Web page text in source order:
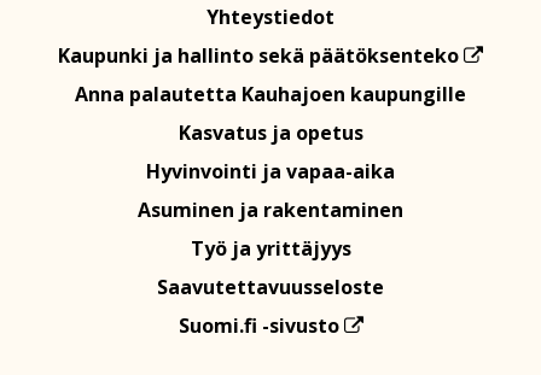
Yhteystiedot
Kaupunki ja hallinto sekä päätöksenteko
Anna palautetta Kauhajoen kaupungille
Kasvatus ja opetus
Hyvinvointi ja vapaa-aika
Asuminen ja rakentaminen
Työ ja yrittäjyys
Saavutettavuusseloste
Suomi.fi -sivusto